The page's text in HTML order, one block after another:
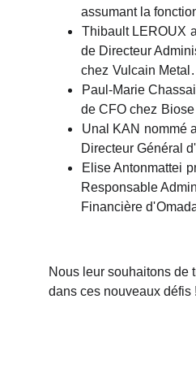
assumant la
Thibault LEROUX
de Directeur
chez Vulcain Metal .
Paul-Marie
de CFO chez
Unal KAN nommé
Directeur Général d'
Elise Antonmattei
Responsable
Financière d'
Nous leur souhaitons de
dans ces nouveaux défis !